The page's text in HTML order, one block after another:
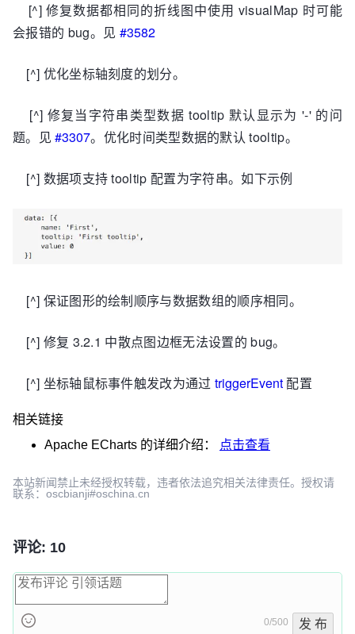
[^] 修复数据都相同的折线图中使用 visualMap 时可能
会报错的 bug。见 #3582
[^] 优化坐标轴刻度的划分。
[^] 修复当字符串类型数据 tooltip 默认显示为 '-' 的问
题。见#3307。优化时间类型数据的默认 tooltip。
[^] 数据项支持 tooltip 配置为字符串。如下示例
[^] 保证图形的绘制顺序与数据数组的顺序相同。
[^] 修复 3.2.1 中散点图边框无法设置的 bug。
[^] 坐标轴鼠标事件触发改为通过triggerEvent 配置
相关链接
Apache ECharts 的详细介绍： 点击查看
本站新闻禁止未经授权转载，违者依法追究相关法律责任。授权请
联系：oscbianji#oschina.cn
评论: 10
0/500 发 布